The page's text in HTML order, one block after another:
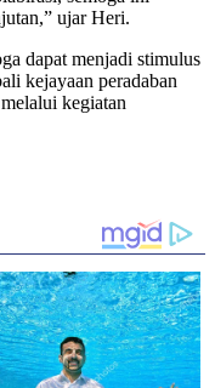
ujar Heri.
dapat menjadi stimulus
kejayaan peradaban
kegiatan